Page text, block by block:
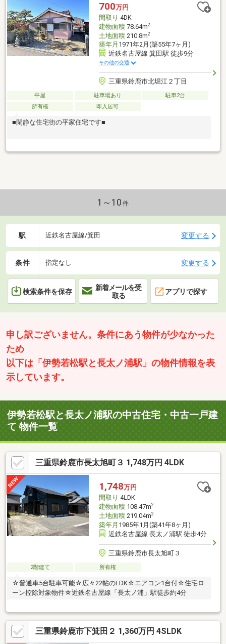
700万円
間取り 4DK
建物面積78.64m2
土地面積210.8m2
築年月 1971年2月(築55年7ヶ月)
近鉄名古屋線 箕田駅 徒歩9分
その他の交通
三重県鈴鹿市北堀江２丁目
平屋 駐車場あり
駐車2台
所有権
即入居可
■閑静な住宅街の平家住宅です■
1～10 件
駅 近鉄名古屋線/箕田 変更する
条件 指定なし 変更する
検索条件を保存
新着メールを受
取る
アプリで探す
申し訳ございません。条件にあう物件が少なかった
ため
以下は「伊勢若松駅と長太ノ浦駅」の物件情報を表
示しています。
伊勢若松駅と長太ノ浦駅の中古住宅・中古一戸建
て 物件一覧
三重県鈴鹿市長太旭町３ 1,748万円 4LDK
1,748万円
間取り 4LDK
建物面積108.47m2
土地面積219.04m2
築年月 1985年1月(築41年8ヶ月)
近鉄名古屋線 長太ノ浦駅 徒歩4分
三重県鈴鹿市長太旭町３
2階建て 所有権
☆普通車5台駐車可能☆広々22帖のLDK☆エアコン1台付☆住宅ロ
ーン控除対象物件☆近鉄名古屋線「長太ノ浦」駅徒歩約4分
三重県鈴鹿市下箕田２ 1,360万円 4SLDK